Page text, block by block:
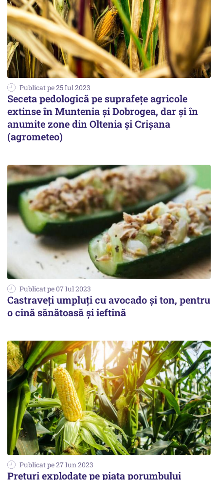
Publicat pe 25 Iul 2023
Seceta pedologică pe suprafețe agricole
extinse în Muntenia şi Dobrogea, dar și în
anumite zone din Oltenia și Crișana
(agrometeo)
Publicat pe 07 Iul 2023
Castraveți umpluți cu avocado și ton, pentru
o cină sănătoasă și ieftină
Publicat pe 27 Iun 2023
Preţuri explodate pe piața porumbului